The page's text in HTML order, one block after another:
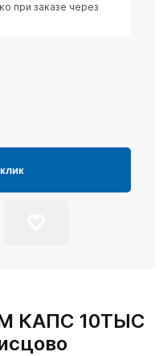
при заказе через
КАПС 10ТЫС